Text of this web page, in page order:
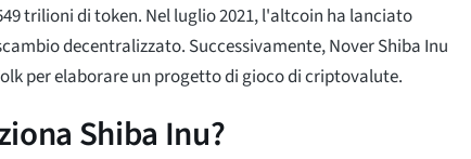
trilioni di token. Nel luglio 2021, l'altcoin ha lanciato
decentralizzato. Successivamente, Nover Shiba Inu
per elaborare un progetto di gioco di criptovalute.
Shiba Inu?